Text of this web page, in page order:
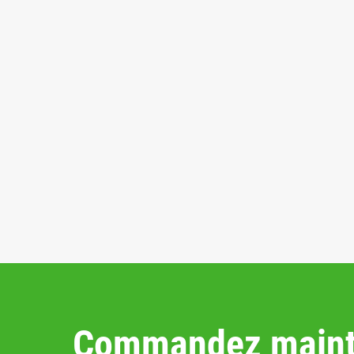
Commandez